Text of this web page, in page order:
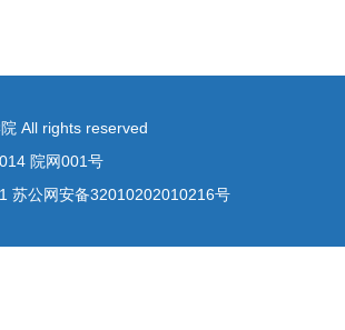
All rights reserved
院网001号
苏公网安备32010202010216号